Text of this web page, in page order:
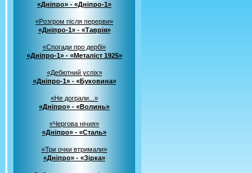
«Дніпро» - «Дніпро-1»
«Розгром після перерви»
«Дніпро-1» - «Таврія»
«Спогади про дербі»
«Дніпро-1» - «Металіст 1925»
«Дебютний успіх»
«Дніпро-1» - «Буковина»
«Не дограли...»
«Дніпро» - «Волинь»
«Чергова нічия»
«Дніпро» - «Сталь»
«Три очки втримали»
«Дніпро» - «Зірка»